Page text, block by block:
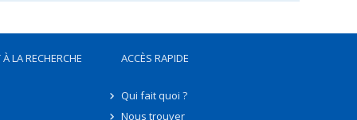
LA RECHERCHE ACCÈS RAPIDE
Qui fait quoi ?
Nous trouver